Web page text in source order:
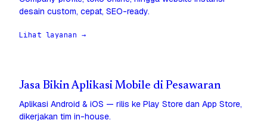
desain custom, cepat, SEO-ready.
Lihat layanan →
Jasa Bikin Aplikasi Mobile di Pesawaran
Aplikasi Android & iOS — rilis ke Play Store dan App Store,
dikerjakan tim in-house.